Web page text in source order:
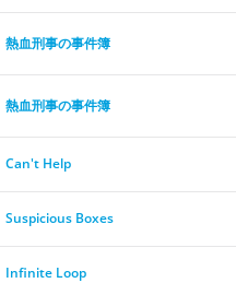
熱血刑事の事件簿
熱血刑事の事件簿
Can't Help
Suspicious Boxes
Infinite Loop